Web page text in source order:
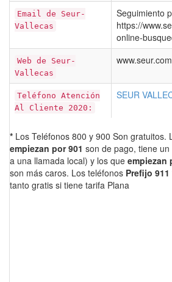
Email de Seur-
Vallecas
Seguimiento
https://
online-
Web de Seur-
Vallecas
Teléfono Atención
Al Cliente 2020:
SEUR
* Los Teléfonos 800 y 900 Son gratuitos.
empiezan por 901 son de pago, tiene
a una llamada local) y los que empiezan
son más caros. Los teléfonos Prefijo
tanto gratis si tiene tarifa Plana